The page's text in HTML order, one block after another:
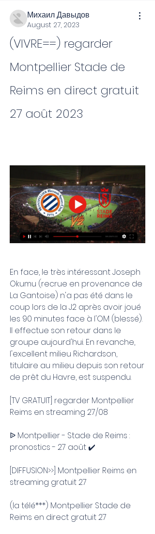
Михаил Давыдов
August 27, 2023
(VIVRE==) regarder
Montpellier Stade de
Reims en direct gratuit
27 août 2023
En face, le très intéressant Joseph
Okumu (recrue en provenance de
La Gantoise) n'a pas été dans le
coup lors de la J2 après avoir joué
les 90 minutes face à l'OM (blessé).
Il effectue son retour dans le
groupe aujourd'hui. En revanche,
l'excellent milieu Richardson,
titulaire au milieu depuis son retour
de prêt du Havre, est suspendu.
[TV GRATUIT] regarder Montpellier
Reims en streaming 27/08
ᐉ Montpellier - Stade de Reims :
pronostics - 27 août ✔️
[DIFFUSION>>] Montpellier Reims en
streaming gratuit 27
(la télé***) Montpellier Stade de
Reims en direct gratuit 27